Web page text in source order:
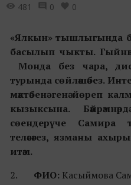
481 0 0
«Ялкын» тышлыгында
басылып чыкты.
Монда без чара,
турында сөйләшәбез.
мәктәбенә генә йөреп
кызыксына.
сөендерүче Самира
теләсәгез, язманы
итәм.
2. ФИО: Касыймова